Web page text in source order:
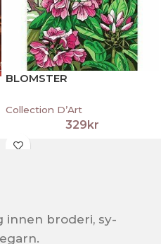
BLOMSTER
Collection D’Art
329kr
innen broderi, sy-